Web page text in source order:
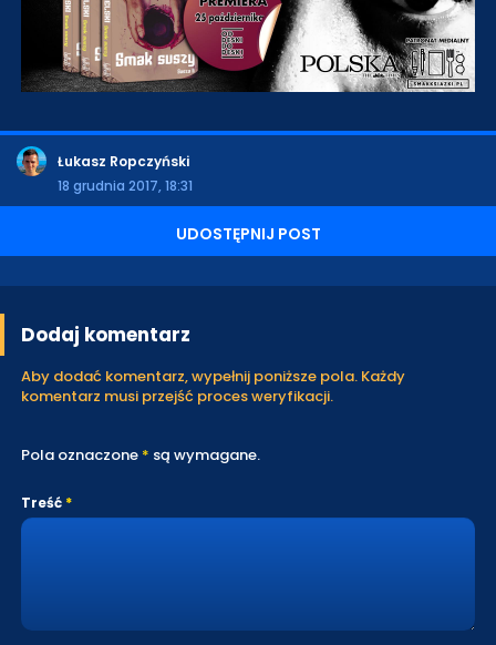
Łukasz Ropczyński
18 grudnia 2017, 18:31
UDOSTĘPNIJ POST
Dodaj komentarz
Aby dodać komentarz, wypełnij poniższe pola. Każdy
komentarz musi przejść proces weryfikacji.
Pola oznaczone * są wymagane.
Treść